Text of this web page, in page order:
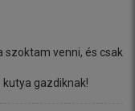
szoktam venni, és csak
gazdiknak!